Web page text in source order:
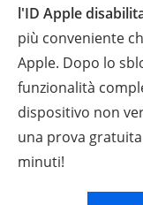
l'ID Apple
più conveniente
Apple. Dopo lo
funzionalità
dispositivo non
una prova
minuti!